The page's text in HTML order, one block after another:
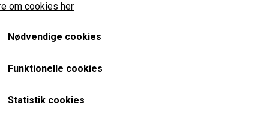
Varenummer: MOC100102
Forlængede udgaver, som gør dette sæt ideel til at flytte
Passer til ALLE A motorer (1959 til ca. 1983) og tidlig A+
om cookies her
Nødvendige cookies
Funktionelle cookies
Statistik cookies